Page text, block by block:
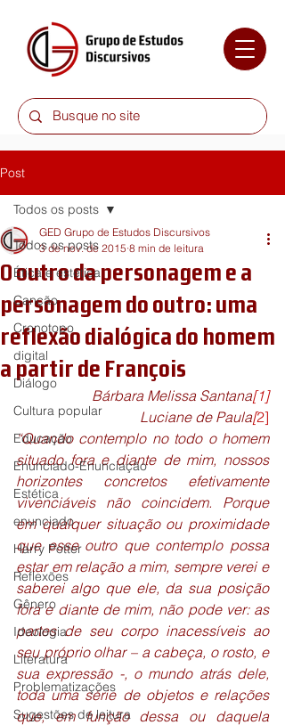
Post
Todos os posts
Ética e estética
Canção
Cronotopo
digital
Diálogo
Cultura popular
Educação
Enunciado-Enunciação
Estética
enunciado
Harry Potter
Reflexões
Gênero
Ideologia
Literatura
Problematizações
Sugestões de leitura
Todos os posts
O outro da personagem e a
personagem do outro: uma
reflexão dialógica do homem
a partir de François
GED Grupo de Estudos Discursivos
3 de nov. de 2015 8 min de leitura
Bárbara Melissa Santana[1]
Luciane de Paula[2]
“Quando contemplo no todo o homem
situado fora e diante de mim, nossos
horizontes concretos efetivamente
vivenciáveis não coincidem. Porque
em qualquer situação ou proximidade
que esse outro que contemplo possa
estar em relação a mim, sempre verei e
saberei algo que ele, da sua posição
fora e diante de mim, não pode ver: as
partes de seu corpo inacessíveis ao
seu próprio olhar – a cabeça, o rosto, e
sua expressão -, o mundo atrás dele,
toda uma série de objetos e relações
que, em função dessa ou daquela